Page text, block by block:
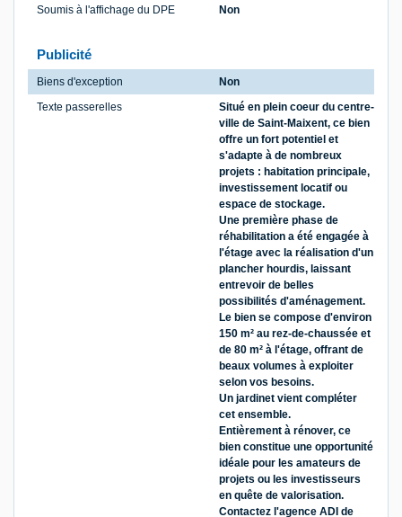
Soumis à l'affichage du DPE Non
Publicité
Biens d'exception
Non
Texte passerelles
Situé en plein coeur du centre-
ville de Saint-Maixent, ce bien
offre un fort potentiel et
s'adapte à de nombreux
projets : habitation principale,
investissement locatif ou
espace de stockage.
Une première phase de
réhabilitation a été engagée à
l'étage avec la réalisation d'un
plancher hourdis, laissant
entrevoir de belles
possibilités d'aménagement.
Le bien se compose d'environ
150 m² au rez-de-chaussée et
de 80 m² à l'étage, offrant de
beaux volumes à exploiter
selon vos besoins.
Un jardinet vient compléter
cet ensemble.
Entièrement à rénover, ce
bien constitue une opportunité
idéale pour les amateurs de
projets ou les investisseurs
en quête de valorisation.
Contactez l'agence ADI de